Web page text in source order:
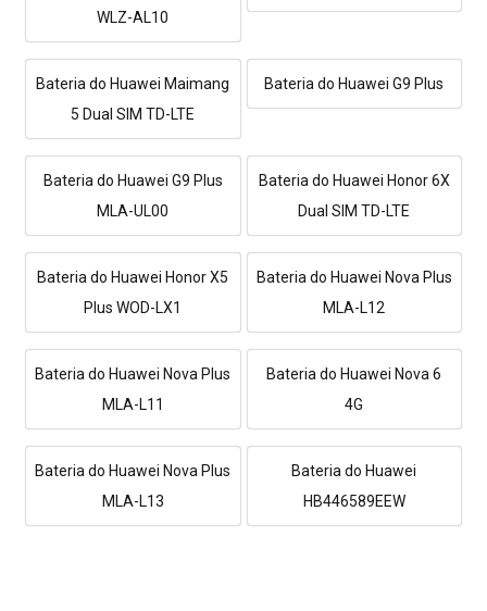
WLZ-AL10
Bateria do Huawei Maimang
5 Dual SIM TD-LTE
Bateria do Huawei G9 Plus
Bateria do Huawei G9 Plus
MLA-UL00
Bateria do Huawei Honor 6X
Dual SIM TD-LTE
Bateria do Huawei Honor X5
Plus WOD-LX1
Bateria do Huawei Nova Plus
MLA-L12
Bateria do Huawei Nova Plus
MLA-L11
Bateria do Huawei Nova 6
4G
Bateria do Huawei Nova Plus
MLA-L13
Bateria do Huawei
HB446589EEW